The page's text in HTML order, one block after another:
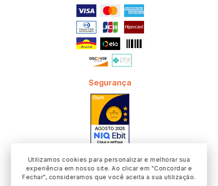
Segurança
Utilizamos cookies para personalizar e melhorar sua
experiência em nosso site. Ao clicar em "Concordar e
Fechar", consideramos que você aceita a sua utilização.